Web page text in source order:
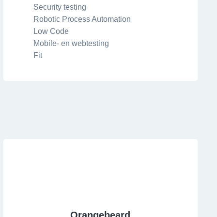
Security testing
Robotic Process Automation
Low Code
Mobile- en webtesting
Fit
Orangebeard